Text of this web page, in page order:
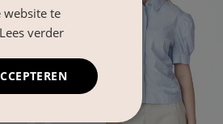
website te
Lees verder